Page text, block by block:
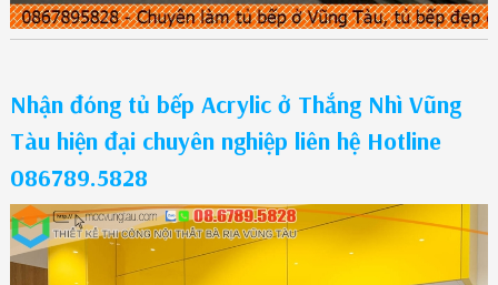
Nhận đóng tủ bếp Acrylic ở Thắng Nhì Vũng
Tàu hiện đại chuyên nghiệp liên hệ Hotline
086789.5828